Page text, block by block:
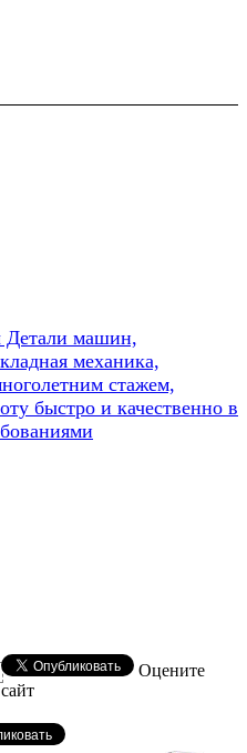
Детали машин,
механика,
стажем,
быстро и качественно в
Оцените
сайт